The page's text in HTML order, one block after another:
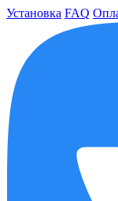
Установка FAQ